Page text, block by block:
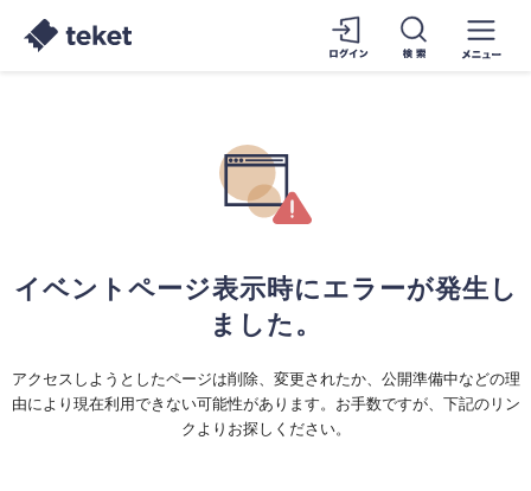
イベントページ表示時にエラーが発生し
ました。
アクセスしようとしたページは削除、変更されたか、公開準備中などの理
由により現在利用できない可能性があります。お手数ですが、下記のリン
クよりお探しください。